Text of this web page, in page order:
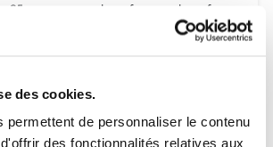
des cookies.
permettent de personnaliser le contenu
des fonctionnalités relatives aux
85 accompagne la surfeuse ou le surfeur
annexes, mais toujours en lien avec la
VTT, escalade, …
: La doublure de ce vêtement a été